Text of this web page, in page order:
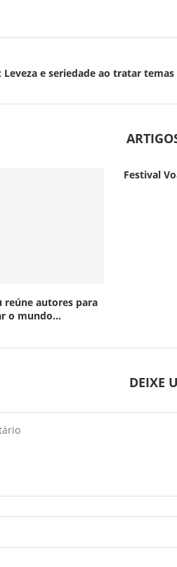
Leveza e seriedade ao tratar temas
reúne autores para
o mundo...
Festival
DEIXE